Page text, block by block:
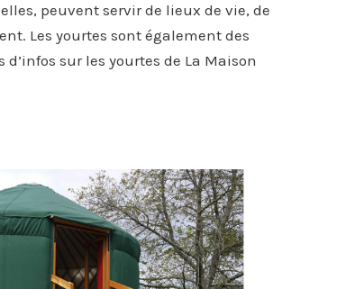
peuvent servir de lieux de vie, de
Les yourtes sont également des
sur les yourtes de La Maison